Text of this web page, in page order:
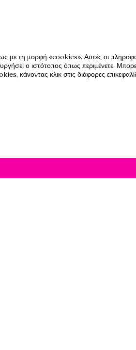
με τη μορφή «cookies». Αυτές οι
ο ιστότοπος όπως περιμένετε.
κάνοντας κλικ στις διάφορες